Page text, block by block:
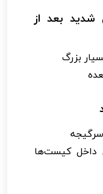
بعد از
بزرگ
داخل کیست‌ها